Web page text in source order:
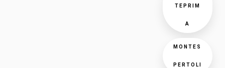
TEPRIM
A
MONTES
PERTOLI